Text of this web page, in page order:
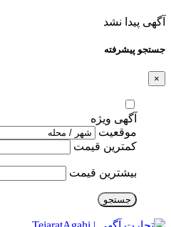
آگهی پیدا نشد
جستجو پیشرفته
×
آگهی ویژه
موقعیت
کمترین قیمت
بیشترین قیمت
جستجو